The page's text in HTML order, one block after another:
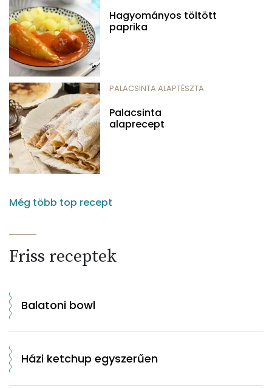
Hagyományos töltött
paprika
PALACSINTA ALAPTÉSZTA
Palacsinta
alaprecept
Még több top recept
Friss receptek
Balatoni bowl
Házi ketchup egyszerűen